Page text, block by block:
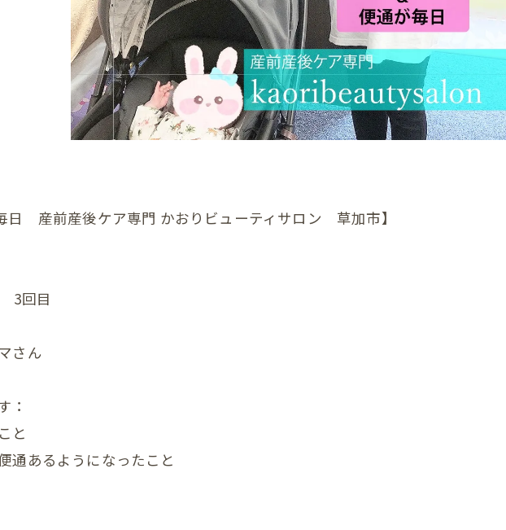
妊娠中の腕
妊娠中の肩甲骨
妊娠中の背中
妊娠中の恥骨
産後の症状
日 産前産後ケア専門 かおりビューティサロン 草加市】
3回目
さん
：
と
通あるようになったこと